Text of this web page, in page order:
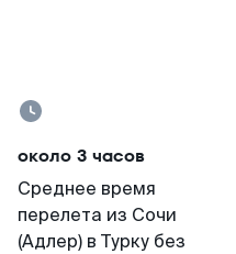
около 3 часов
Среднее время
перелета из Сочи
(Адлер) в Турку без